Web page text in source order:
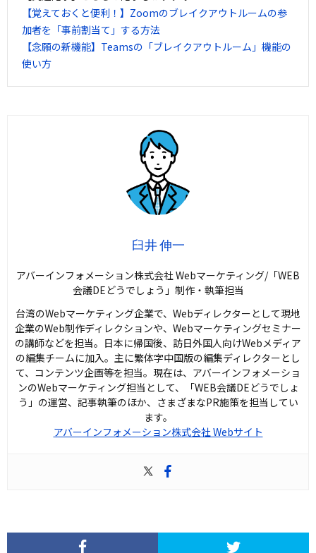
【覚えておくと便利！】Zoomのブレイクアウトルームの参
加者を「事前割当て」する方法
【念願の新機能】Teamsの「ブレイクアウトルーム」機能の
使い方
臼井 伸一
アバーインフォメーション株式会社 Webマーケティング/「WEB
会議DEどうでしょう」制作・執筆担当
台湾のWebマーケティング企業で、Webディレクターとして現地
企業のWeb制作ディレクションや、Webマーケティングセミナー
の講師などを担当。日本に帰国後、訪日外国人向けWebメディア
の編集チームに加入。主に繁体字中国版の編集ディレクターとし
て、コンテンツ企画等を担当。現在は、アバーインフォメーショ
ンのWebマーケティング担当として、「WEB会議DEどうでしょ
う」の運営、記事執筆のほか、さまざまなPR施策を担当してい
ます。
アバーインフォメーション株式会社 Webサイト